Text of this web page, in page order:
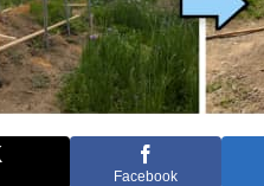
Facebook